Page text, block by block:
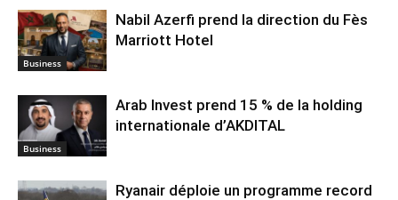
Business
Nabil Azerfi prend la direction du Fès
Marriott Hotel
Business
Arab Invest prend 15 % de la holding
internationale d’AKDITAL
Ryanair déploie un programme record